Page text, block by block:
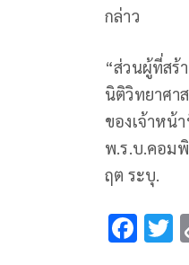
กล่าว
“ส่วนผู้ที่สร้
นิติวิทยาศา
ของเจ้าหน้
พ.ร.บ.คอม
ฤต​ ระบุ.
F